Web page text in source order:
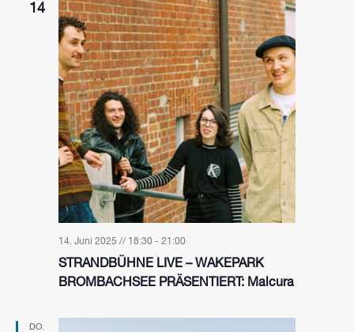
14
STRANDBÜHNE LIVE – WAKEPARK
BROMBACHSEE PRÄSENTIERT: Malcura
14. Juni 2025 // 18:30 - 21:00
DO.